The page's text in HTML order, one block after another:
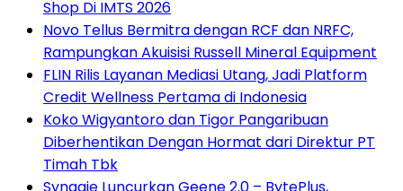
Shop Di IMTS 2026
Novo Tellus Bermitra dengan RCF dan NRFC,
Rampungkan Akuisisi Russell Mineral Equipment
FLIN Rilis Layanan Mediasi Utang, Jadi Platform
Credit Wellness Pertama di Indonesia
Koko Wigyantoro dan Tigor Pangaribuan
Diberhentikan Dengan Hormat dari Direktur PT
Timah Tbk
Synagie Luncurkan Geene 2.0 – BytePlus,